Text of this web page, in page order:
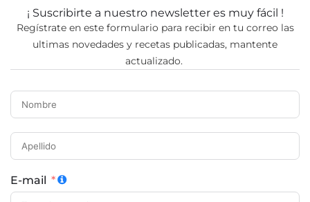
¡ Suscribirte a nuestro newsletter es muy fácil !
Regístrate en este formulario para recibir en tu correo las
ultimas novedades y recetas publicadas, mantente
actualizado.
E-mail